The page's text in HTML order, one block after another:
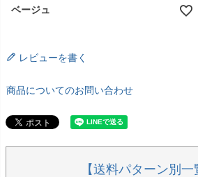
ベージュ
レビューを書く
商品についてのお問い合わせ
【送料パターン別一